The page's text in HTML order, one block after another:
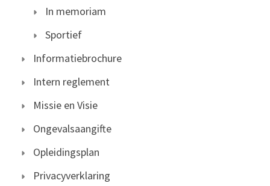
In memoriam
Sportief
Informatiebrochure
Intern reglement
Missie en Visie
Ongevalsaangifte
Opleidingsplan
Privacyverklaring